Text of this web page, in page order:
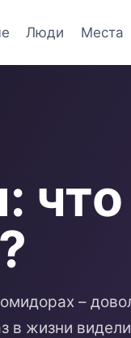
Люди Места
что
–
в жизни видели